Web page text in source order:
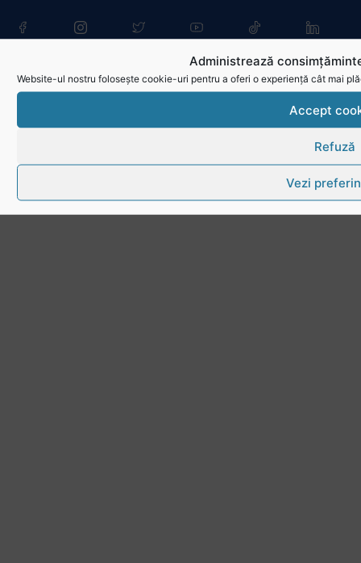
Administrează
Website-ul nostru folosește cookie-uri pentru a oferi o experiență cât mai
Accept
Refuză
Vezi